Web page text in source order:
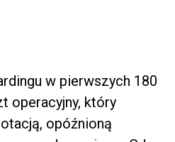
w pierwszych 180
operacyjny, który
opóźnioną